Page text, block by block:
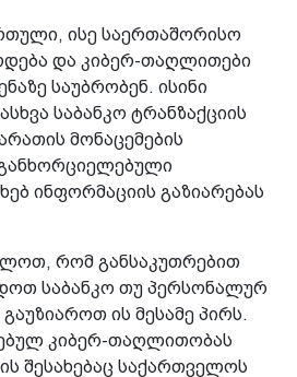
ისე საერთაშორისო
და კიბერ-თაღლითები
საუბრობენ. ისინი
საბანკო ტრანზაქციის
მონაცემების
განხორციელებული
ინფორმაციის გაზიარებას
რომ განსაკუთრებით
საბანკო თუ პერსონალურ
ის მესამე პირს.
კიბერ-თაღლითობას
შესახებაც საქართველოს